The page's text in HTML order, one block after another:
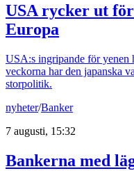
USA rycker ut
Europa
USA:s ingripande för yenen
veckorna har den japanska
storpolitik.
nyheter/Banker
7 augusti, 15:32
Bankerna med